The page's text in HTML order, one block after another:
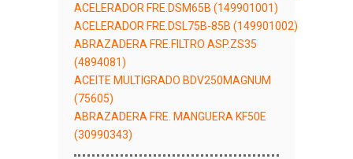
ACELERADOR FRE.DSM65B (149901001)
ACELERADOR FRE.DSL75B-85B (149901002)
ABRAZADERA FRE.FILTRO ASP.ZS35
(4894081)
ACEITE MULTIGRADO BDV250MAGNUM
(75605)
ABRAZADERA FRE. MANGUERA KF50E
(30990343)